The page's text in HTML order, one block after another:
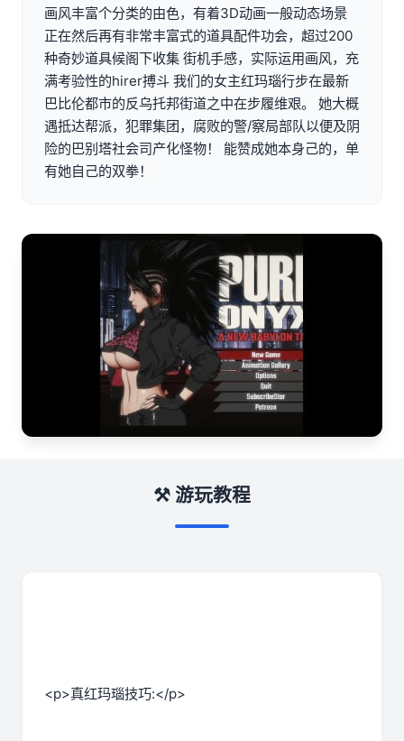
画风丰富个分类的由色，有着3D动画一般动态场景
正在然后再有非常丰富式的道具配件功会，超过200
种奇妙道具候阁下收集 街机手感，实际运用画风，充
满考验性的hirer搏斗 我们的女主红玛瑙行步在最新
巴比伦都市的反乌托邦街道之中在步履维艰。 她大概
遇抵达帮派，犯罪集团，腐败的警/察局部队以便及阴
险的巴别塔社会司产化怪物！ 能赞成她本身己的，单
有她自己的双拳！
⚒️ 游玩教程
<p>真红玛瑙技巧:</p>